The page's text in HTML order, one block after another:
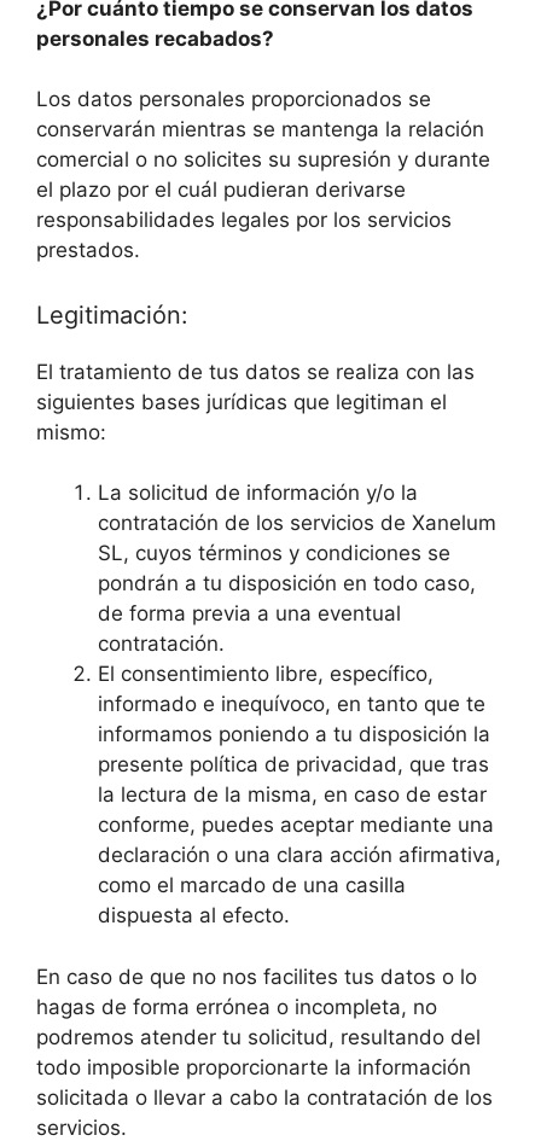
¿Por cuánto tiempo se conservan los datos
personales recabados?
Los datos personales proporcionados se
conservarán mientras se mantenga la relación
comercial o no solicites su supresión y durante
el plazo por el cuál pudieran derivarse
responsabilidades legales por los servicios
prestados.
Legitimación:
El tratamiento de tus datos se realiza con las
siguientes bases jurídicas que legitiman el
mismo:
La solicitud de información y/o la
contratación de los servicios de Xanelum
SL, cuyos términos y condiciones se
pondrán a tu disposición en todo caso,
de forma previa a una eventual
contratación.
El consentimiento libre, específico,
informado e inequívoco, en tanto que te
informamos poniendo a tu disposición la
presente política de privacidad, que tras
la lectura de la misma, en caso de estar
conforme, puedes aceptar mediante una
declaración o una clara acción afirmativa,
como el marcado de una casilla
dispuesta al efecto.
En caso de que no nos facilites tus datos o lo
hagas de forma errónea o incompleta, no
podremos atender tu solicitud, resultando del
todo imposible proporcionarte la información
solicitada o llevar a cabo la contratación de los
servicios.